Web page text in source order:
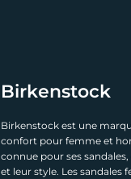
Birkenstock
Birkenstock est une
confort pour femme et
connue pour ses
et leur style. Les